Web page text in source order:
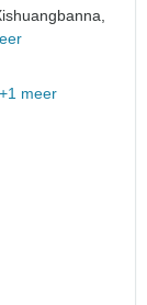
+1 meer